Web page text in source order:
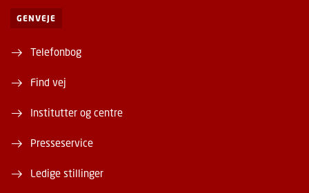
GENVEJE
Telefonbog
Find vej
Institutter og centre
Presseservice
Ledige stillinger